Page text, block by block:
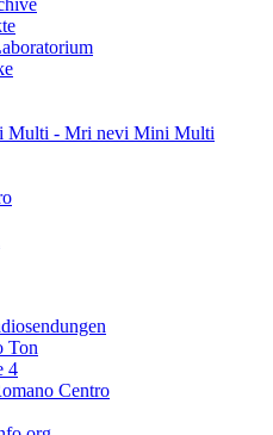
Multi - Mri nevi Mini Multi
Ton
4
Centro